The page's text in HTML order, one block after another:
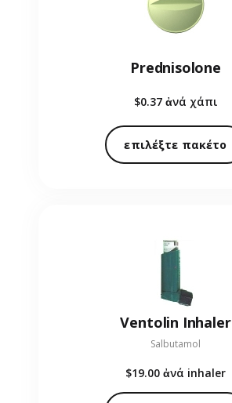
Prednisolone
$0.37 ἀνά χάπι
επιλέξτε πακέτο
Ventolin Inhaler
Salbutamol
$19.00 ἀνά inhaler